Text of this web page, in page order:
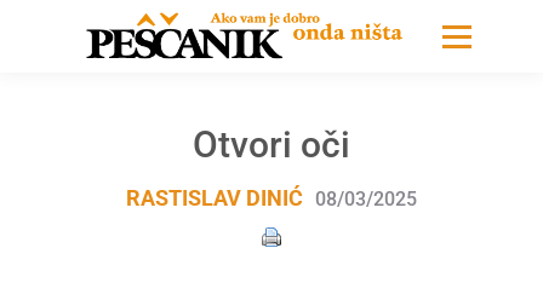
Otvori oči
RASTISLAV DINIĆ 08/03/2025